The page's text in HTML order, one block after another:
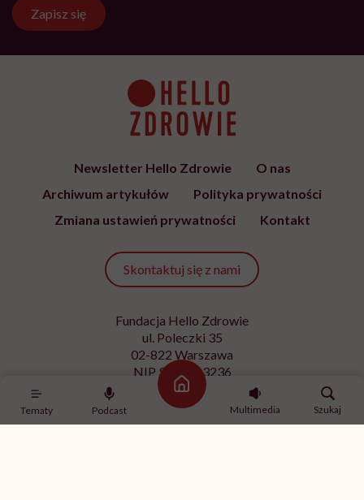
Tematy Podcast
Strona główna
Multimedia
Szukaj
Zapisz się
Newsletter Hello Zdrowie
O nas
Archiwum artykułów
Polityka prywatności
Zmiana ustawień prywatności
Kontakt
Skontaktuj się z nami
Fundacja Hello Zdrowie
ul. Poleczki 35
02-822 Warszawa
NIP 9512613236
Kontakt z redakcją
redakcja@hellozdrowie.pl